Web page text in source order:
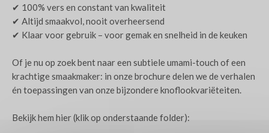
✔ 100% vers en constant van kwaliteit
✔ Altijd smaakvol, nooit overheersend
✔ Klaar voor gebruik – voor gemak en snelheid in de keuken
Of je nu op zoek bent naar een subtiele umami-touch of een
krachtige smaakmaker: in onze brochure delen we de verhalen
én toepassingen van onze bijzondere knoflookvariëteiten.
Bekijk hem hier (klik op onderstaande folder):